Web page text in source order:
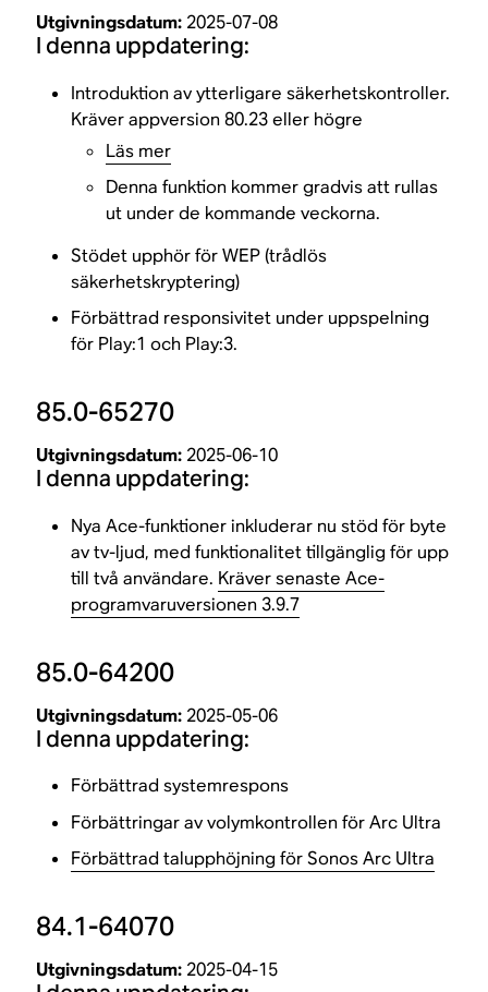
Utgivningsdatum: 2025-07-08
I denna uppdatering:
Introduktion av ytterligare säkerhetskontroller.
Kräver appversion 80.23 eller högre
Läs mer
Denna funktion kommer gradvis att rullas
ut under de kommande veckorna.
Stödet upphör för WEP (trådlös
säkerhetskryptering)
Förbättrad responsivitet under uppspelning
för Play:1 och Play:3.
85.0-65270
Utgivningsdatum: 2025-06-10
I denna uppdatering:
Nya Ace-funktioner inkluderar nu stöd för byte
av tv-ljud, med funktionalitet tillgänglig för upp
till två användare. Kräver senaste Ace-
programvaruversionen 3.9.7
85.0-64200
Utgivningsdatum: 2025-05-06
I denna uppdatering:
Förbättrad systemrespons
Förbättringar av volymkontrollen för Arc Ultra
Förbättrad talupphöjning för Sonos Arc Ultra
84.1-64070
Utgivningsdatum: 2025-04-15